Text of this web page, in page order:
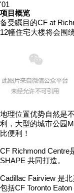
'01
项目概览
备受瞩目的CF at
12幢住宅大楼将会围
地理位置优势自然是
利，大型的城市公园
比便利！
CF Richmond Centre
SHAPE 共同打造。
Cadillac Fairview 是
包括CF Toronto